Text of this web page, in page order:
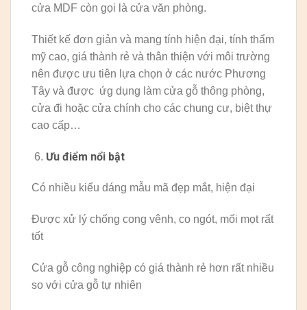
cửa MDF còn gọi là cửa văn phòng.
Thiết kế đơn giản và mang tính hiện đại, tính thẩm
mỹ cao, giá thành rẻ và thân thiện với môi trường
nên được ưu tiên lựa chọn ở các nước Phương
Tây và được ứg dụng làm cửa gỗ thông phòng,
cửa đi hoặc cửa chính cho các chung cư, biệt thự
cao cấp…
Ưu điểm nổi bật
Có nhiều kiểu dáng mẫu mã đẹp mắt, hiện đại
Được xử lý chống cong vênh, co ngót, mối mọt rất
tốt
Cửa gỗ công nghiệp có giá thành rẻ hơn rất nhiều
so với cửa gỗ tự nhiên